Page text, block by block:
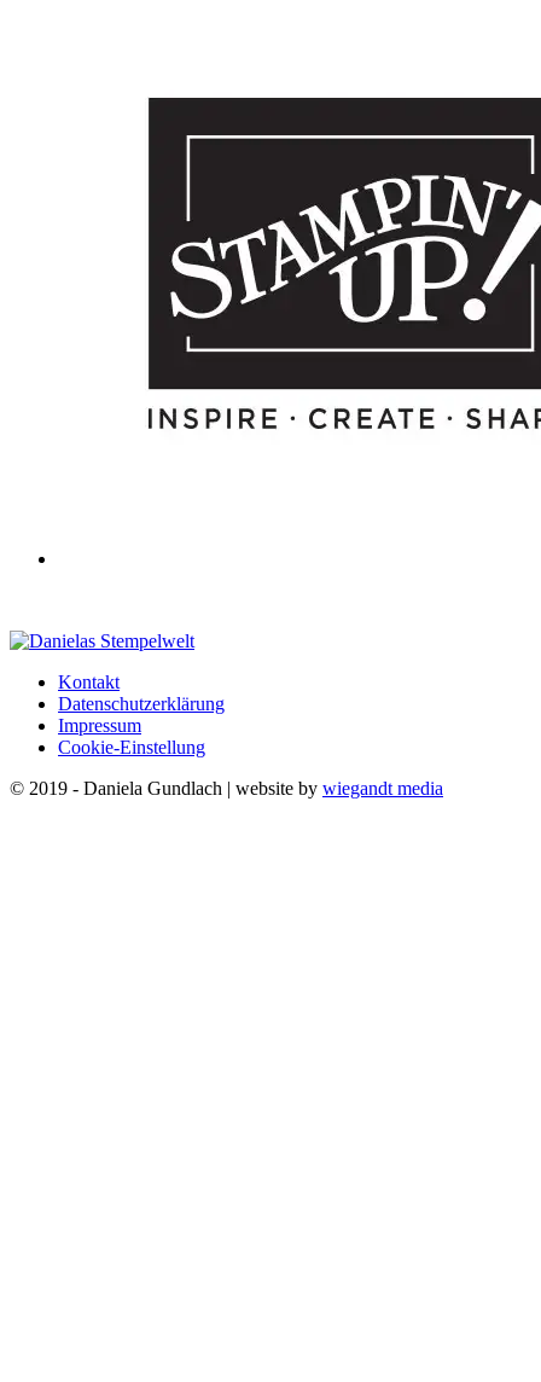
Kontakt
Datenschutzerklärung
Impressum
Cookie-Einstellung
© 2019 - Daniela Gundlach | website by wiegandt media